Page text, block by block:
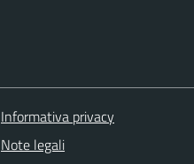
Informativa privacy
Note legali